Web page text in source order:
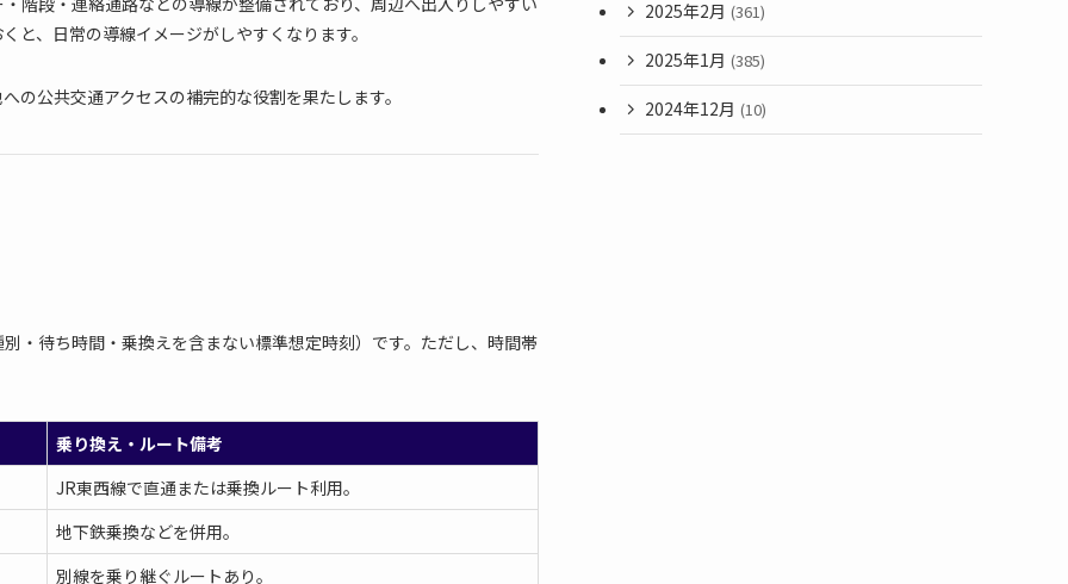
と、日常の導線イメージがしやすくなります。
の公共交通アクセスの補完的な役割を果たします。
・待ち時間・乗換えを含まない標準想定時刻）です。ただし、時間帯
乗り換え・ルート備考
JR東西線で直通または乗換ルート利用。
地下鉄乗換などを併用。
別線を乗り継ぐルートあり。
2025年2月 (361)
2025年1月 (385)
2024年12月 (10)